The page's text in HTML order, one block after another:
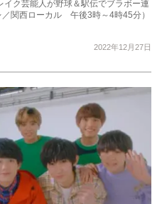
ク芸能人が野球＆駅伝でブラボー連
関西ローカル 午後3時～4時45分）
2022年12月27日